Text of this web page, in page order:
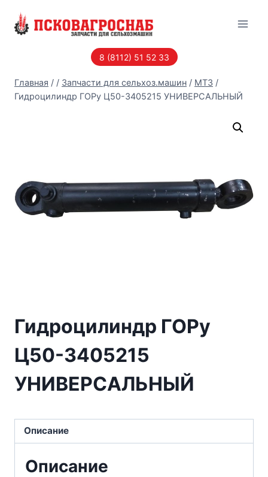
8 (8112) 51 52 33
Главная / / Запчасти для сельхоз.машин / МТЗ /
Гидроцилиндр ГОРу Ц50-3405215 УНИВЕРСАЛЬНЫЙ
Гидроцилиндр ГОРу
Ц50-3405215
УНИВЕРСАЛЬНЫЙ
Описание
Описание